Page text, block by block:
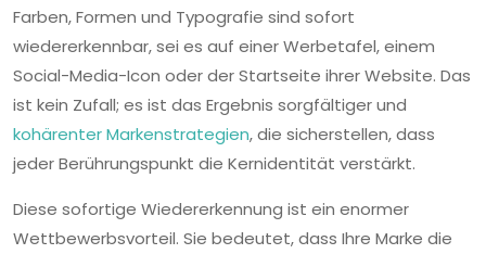
Farben, Formen und Typografie sind sofort
wiedererkennbar, sei es auf einer Werbetafel, einem
Social-Media-Icon oder der Startseite ihrer Website. Das
ist kein Zufall; es ist das Ergebnis sorgfältiger und
kohärenter Markenstrategien, die sicherstellen, dass
jeder Berührungspunkt die Kernidentität verstärkt.
Diese sofortige Wiedererkennung ist ein enormer
Wettbewerbsvorteil. Sie bedeutet, dass Ihre Marke die